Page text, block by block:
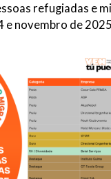
refugiadas e
e novembro de